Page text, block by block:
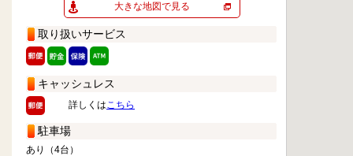
大きな地図で見る
取り扱いサービス
キャッシュレス
詳しくはこちら
駐車場
あり（4台）